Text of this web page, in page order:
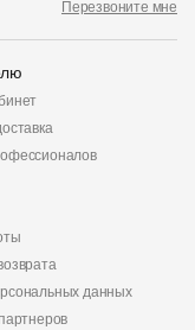
Перезвоните мне
данных